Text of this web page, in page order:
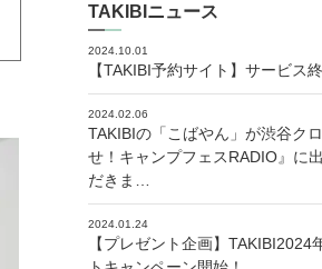
TAKIBIニュース
2024.10.01
【TAKIBI予約サイト】サービス
2024.02.06
TAKIBIの「こばやん」が渋谷ク
せ！キャンプフェスRADIO』に
だきま…
2024.01.24
【プレゼント企画】TAKIBI2024